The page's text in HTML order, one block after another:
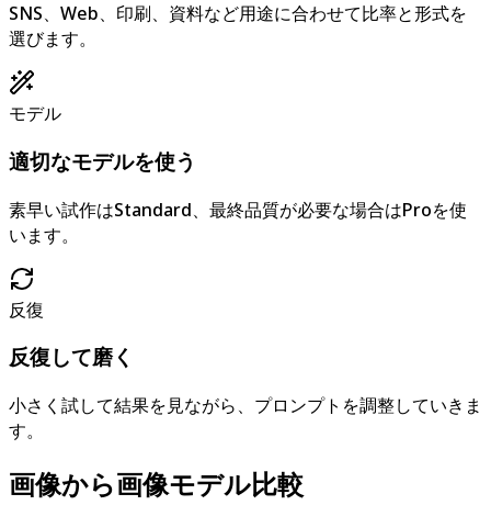
SNS、Web、印刷、資料など用途に合わせて比率と形式を
選びます。
モデル
適切なモデルを使う
素早い試作はStandard、最終品質が必要な場合はProを使
います。
反復
反復して磨く
小さく試して結果を見ながら、プロンプトを調整していきま
す。
画像から画像モデル比較